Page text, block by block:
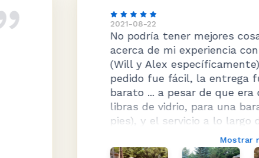
2021-08-22
No podría tener mejores cosas que decir
acerca de mi experiencia con esta venida
(Will y Alex específicamente). El proceso de
pedido fue fácil, la entrega fue rápida (y
barato ... a pesar de que era cerca de 2500
libras de vidrio, para una barandilla de 135
pies), y el servicio a lo largo de la experiencia
fue genial. Los productos en sí son de muy
alta calidad (no se deje engañar comprando